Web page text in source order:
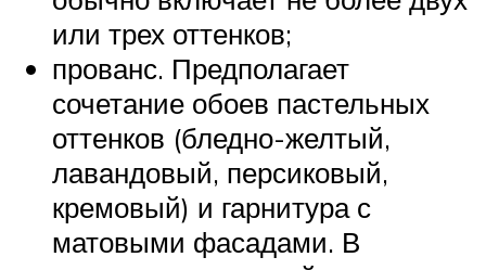
или трех оттенков;
прованс. Предполагает
сочетание обоев пастельных
оттенков (бледно-желтый,
лавандовый, персиковый,
кремовый) и гарнитура с
матовыми фасадами. В